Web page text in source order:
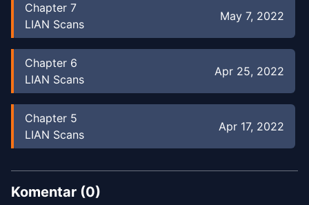
Chapter 7
LIAN Scans
May 7, 2022
Chapter 6
LIAN Scans
Apr 25, 2022
Chapter 5
LIAN Scans
Apr 17, 2022
Chapter4
LIAN Scans
Komentar (0)